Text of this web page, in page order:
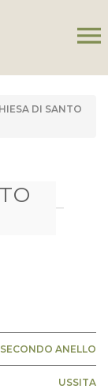
menu
DI SANTO
ANELLO
USSITA